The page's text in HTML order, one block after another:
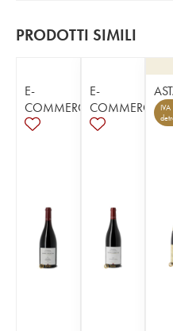
PRODOTTI SIMILI
E-
COMMERCE
E-
COMMERCE IVA